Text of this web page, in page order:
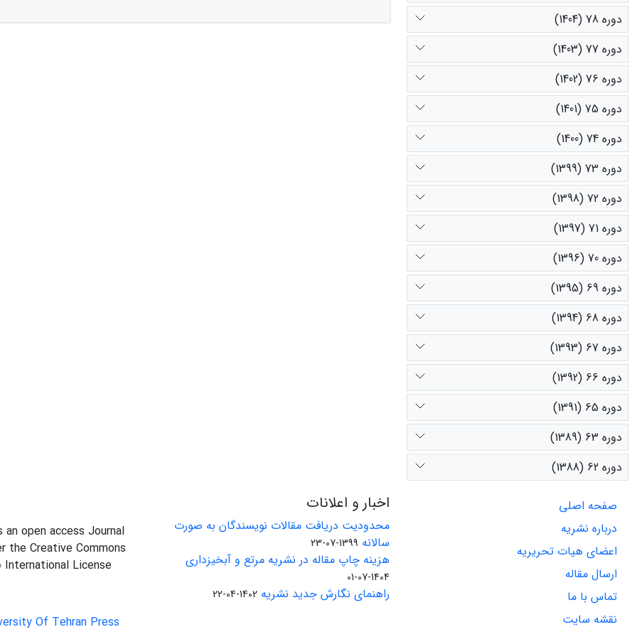
مدل 54 با ساختار 1-8-9-8 و ورودی­های دما، رطوبت نسبی، بارندگی
دوره 78 (1404)
دوره 77 (1403)
دوره 76 (1402)
دوره 75 (1401)
دوره 74 (1400)
دوره 73 (1399)
دوره 72 (1398)
دوره 71 (1397)
دوره 70 (1396)
دوره 69 (1395)
دوره 68 (1394)
دوره 67 (1393)
دوره 66 (1392)
دوره 65 (1391)
دوره 63 (1389)
دوره 62 (1388)
صفحه اصلی
درباره نشریه
اعضای هیات تحریریه
ارسال مقاله
تماس با ما
نقشه سایت
اخبار و اعلانات
محدودیت دریافت مقالات نویسندگان به صورت
سالانه 1399-07-23
هزینه چاپ مقاله در نشریه مرتع و آبخیزداری
1404-07-01
راهنمای نگارش جدید نشریه 1402-04-22
an open access Journal
the Creative Commons
License
Of Tehran Press